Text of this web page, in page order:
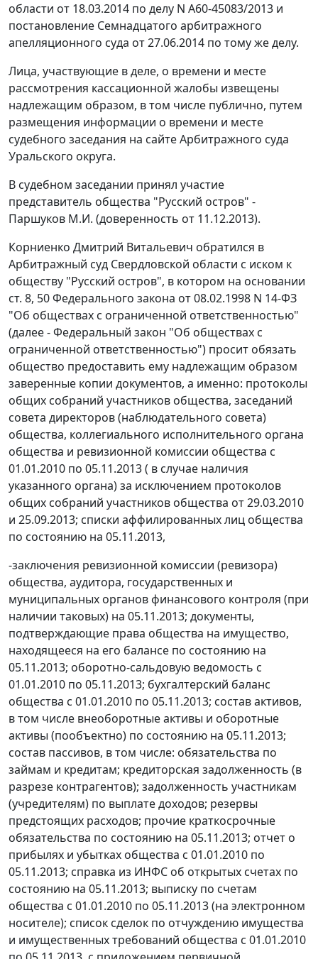
области от 18.03.2014 по делу N А60-45083/2013 и
постановление Семнадцатого арбитражного
апелляционного суда от 27.06.2014 по тому же делу.
Лица, участвующие в деле, о времени и месте
рассмотрения кассационной жалобы извещены
надлежащим образом, в том числе публично, путем
размещения информации о времени и месте
судебного заседания на сайте Арбитражного суда
Уральского округа.
В судебном заседании принял участие
представитель общества "Русский остров" -
Паршуков М.И. (доверенность от 11.12.2013).
Корниенко Дмитрий Витальевич обратился в
Арбитражный суд Свердловской области с иском к
обществу "Русский остров", в котором на основании
ст. 8, 50 Федерального закона от 08.02.1998 N 14-ФЗ
"Об обществах с ограниченной ответственностью"
(далее - Федеральный закон "Об обществах с
ограниченной ответственностью") просит обязать
общество предоставить ему надлежащим образом
заверенные копии документов, а именно: протоколы
общих собраний участников общества, заседаний
совета директоров (наблюдательного совета)
общества, коллегиального исполнительного органа
общества и ревизионной комиссии общества с
01.01.2010 по 05.11.2013 ( в случае наличия
указанного органа) за исключением протоколов
общих собраний участников общества от 29.03.2010
и 25.09.2013; списки аффилированных лиц общества
по состоянию на 05.11.2013,
-заключения ревизионной комиссии (ревизора)
общества, аудитора, государственных и
муниципальных органов финансового контроля (при
наличии таковых) на 05.11.2013; документы,
подтверждающие права общества на имущество,
находящееся на его балансе по состоянию на
05.11.2013; оборотно-сальдовую ведомость с
01.01.2010 по 05.11.2013; бухгалтерский баланс
общества с 01.01.2010 по 05.11.2013; состав активов,
в том числе внеоборотные активы и оборотные
активы (пообъектно) по состоянию на 05.11.2013;
состав пассивов, в том числе: обязательства по
займам и кредитам; кредиторская задолженность (в
разрезе контрагентов); задолженность участникам
(учредителям) по выплате доходов; резервы
предстоящих расходов; прочие краткосрочные
обязательства по состоянию на 05.11.2013; отчет о
прибылях и убытках общества с 01.01.2010 по
05.11.2013; справка из ИНФС об открытых счетах по
состоянию на 05.11.2013; выписку по счетам
общества с 01.01.2010 по 05.11.2013 (на электронном
носителе); список сделок по отчуждению имущества
и имущественных требований общества с 01.01.2010